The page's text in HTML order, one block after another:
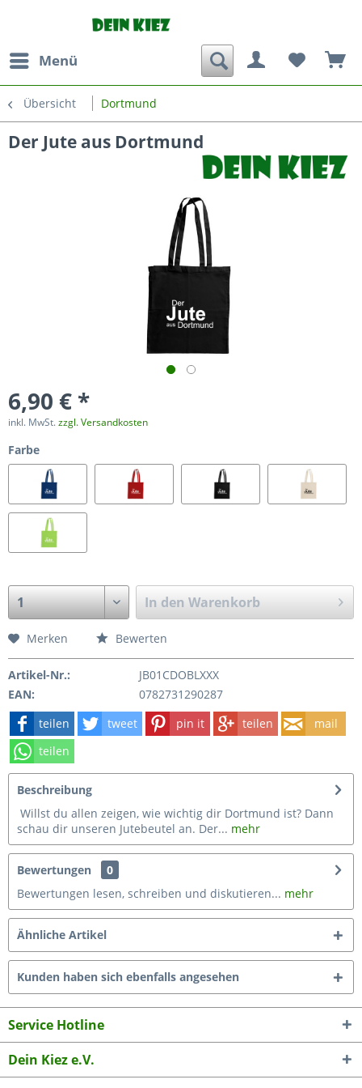
Menü
Übersicht Dortmund
Der Jute aus Dortmund
6,90 € *
inkl. MwSt.zzgl. Versandkosten
Farbe
In den Warenkorb
Merken Bewerten
Artikel-Nr.:
JB01CDOBLXXX
EAN:
0782731290287
teilen
tweet pin it teilen
mail
teilen
Beschreibung
Willst du allen zeigen, wie wichtig dir Dortmund ist? Dann
schau dir unseren Jutebeutel an. Der... mehr
Bewertungen
0
Bewertungen lesen, schreiben und diskutieren... mehr
Ähnliche Artikel
Kunden haben sich ebenfalls angesehen
Service Hotline
Dein Kiez e.V.